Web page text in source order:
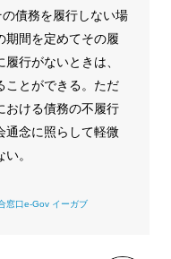
債務を履行しない場
期間を定めてその履
行がないときは、
ことができる。ただ
おける債務の不履行
通念に照らして軽微
。
窓口e-Gov イーガブ